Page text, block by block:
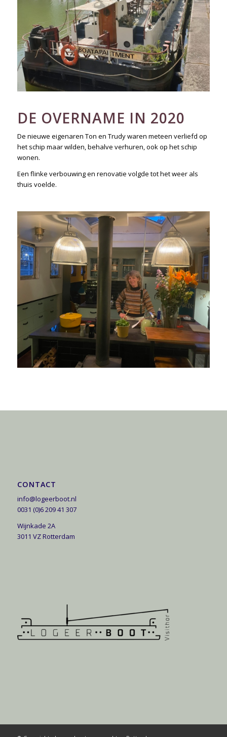
DE OVERNAME IN 2020
De nieuwe eigenaren Ton en Trudy waren meteen verliefd op
het schip maar wilden, behalve verhuren, ook op het schip
wonen.
Een flinke verbouwing en renovatie volgde tot het weer als
thuis voelde.
CONTACT
info@logeerboot.nl
0031 (0)6 209 41 307
Wijnkade 2A
3011 VZ Rotterdam